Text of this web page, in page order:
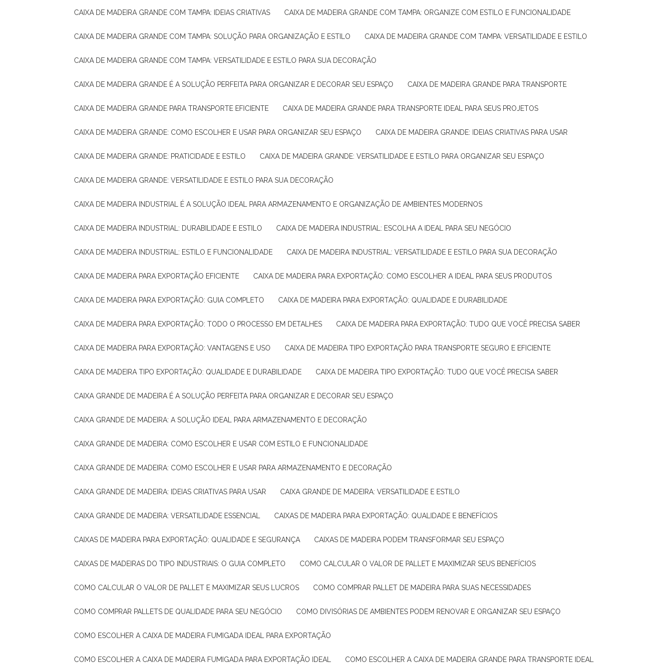
CAIXA DE MADEIRA GRANDE COM TAMPA: IDEIAS CRIATIVAS CAIXA DE MADEIRA GRANDE COM TAMPA: ORGANIZE COM ESTILO E FUNCIONALIDADE
CAIXA DE MADEIRA GRANDE COM TAMPA: SOLUÇÃO PARA ORGANIZAÇÃO E ESTILO CAIXA DE MADEIRA GRANDE COM TAMPA: VERSATILIDADE E ESTILO
CAIXA DE MADEIRA GRANDE COM TAMPA: VERSATILIDADE E ESTILO PARA SUA DECORAÇÃO
CAIXA DE MADEIRA GRANDE É A SOLUÇÃO PERFEITA PARA ORGANIZAR E DECORAR SEU ESPAÇO CAIXA DE MADEIRA GRANDE PARA TRANSPORTE
CAIXA DE MADEIRA GRANDE PARA TRANSPORTE EFICIENTE CAIXA DE MADEIRA GRANDE PARA TRANSPORTE IDEAL PARA SEUS PROJETOS
CAIXA DE MADEIRA GRANDE: COMO ESCOLHER E USAR PARA ORGANIZAR SEU ESPAÇO CAIXA DE MADEIRA GRANDE: IDEIAS CRIATIVAS PARA USAR
CAIXA DE MADEIRA GRANDE: PRATICIDADE E ESTILO CAIXA DE MADEIRA GRANDE: VERSATILIDADE E ESTILO PARA ORGANIZAR SEU ESPAÇO
CAIXA DE MADEIRA GRANDE: VERSATILIDADE E ESTILO PARA SUA DECORAÇÃO
CAIXA DE MADEIRA INDUSTRIAL É A SOLUÇÃO IDEAL PARA ARMAZENAMENTO E ORGANIZAÇÃO DE AMBIENTES MODERNOS
CAIXA DE MADEIRA INDUSTRIAL: DURABILIDADE E ESTILO CAIXA DE MADEIRA INDUSTRIAL: ESCOLHA A IDEAL PARA SEU NEGÓCIO
CAIXA DE MADEIRA INDUSTRIAL: ESTILO E FUNCIONALIDADE CAIXA DE MADEIRA INDUSTRIAL: VERSATILIDADE E ESTILO PARA SUA DECORAÇÃO
CAIXA DE MADEIRA PARA EXPORTAÇÃO EFICIENTE CAIXA DE MADEIRA PARA EXPORTAÇÃO: COMO ESCOLHER A IDEAL PARA SEUS PRODUTOS
CAIXA DE MADEIRA PARA EXPORTAÇÃO: GUIA COMPLETO CAIXA DE MADEIRA PARA EXPORTAÇÃO: QUALIDADE E DURABILIDADE
CAIXA DE MADEIRA PARA EXPORTAÇÃO: TODO O PROCESSO EM DETALHES CAIXA DE MADEIRA PARA EXPORTAÇÃO: TUDO QUE VOCÊ PRECISA SABER
CAIXA DE MADEIRA PARA EXPORTAÇÃO: VANTAGENS E USO CAIXA DE MADEIRA TIPO EXPORTAÇÃO PARA TRANSPORTE SEGURO E EFICIENTE
CAIXA DE MADEIRA TIPO EXPORTAÇÃO: QUALIDADE E DURABILIDADE CAIXA DE MADEIRA TIPO EXPORTAÇÃO: TUDO QUE VOCÊ PRECISA SABER
CAIXA GRANDE DE MADEIRA É A SOLUÇÃO PERFEITA PARA ORGANIZAR E DECORAR SEU ESPAÇO
CAIXA GRANDE DE MADEIRA: A SOLUÇÃO IDEAL PARA ARMAZENAMENTO E DECORAÇÃO
CAIXA GRANDE DE MADEIRA: COMO ESCOLHER E USAR COM ESTILO E FUNCIONALIDADE
CAIXA GRANDE DE MADEIRA: COMO ESCOLHER E USAR PARA ARMAZENAMENTO E DECORAÇÃO
CAIXA GRANDE DE MADEIRA: IDEIAS CRIATIVAS PARA USAR CAIXA GRANDE DE MADEIRA: VERSATILIDADE E ESTILO
CAIXA GRANDE DE MADEIRA: VERSATILIDADE ESSENCIAL CAIXAS DE MADEIRA PARA EXPORTAÇÃO: QUALIDADE E BENEFÍCIOS
CAIXAS DE MADEIRA PARA EXPORTAÇÃO: QUALIDADE E SEGURANÇA CAIXAS DE MADEIRA PODEM TRANSFORMAR SEU ESPAÇO
CAIXAS DE MADEIRAS DO TIPO INDUSTRIAIS: O GUIA COMPLETO COMO CALCULAR O VALOR DE PALLET E MAXIMIZAR SEUS BENEFÍCIOS
COMO CALCULAR O VALOR DE PALLET E MAXIMIZAR SEUS LUCROS COMO COMPRAR PALLET DE MADEIRA PARA SUAS NECESSIDADES
COMO COMPRAR PALLETS DE QUALIDADE PARA SEU NEGÓCIO COMO DIVISÓRIAS DE AMBIENTES PODEM RENOVAR E ORGANIZAR SEU ESPAÇO
COMO ESCOLHER A CAIXA DE MADEIRA FUMIGADA IDEAL PARA EXPORTAÇÃO
COMO ESCOLHER A CAIXA DE MADEIRA FUMIGADA PARA EXPORTAÇÃO IDEAL COMO ESCOLHER A CAIXA DE MADEIRA GRANDE PARA TRANSPORTE IDEAL